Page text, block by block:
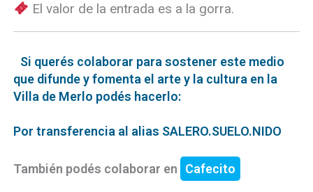
El valor de la entrada es a la gorra.
Si querés colaborar para sostener este medio
que difunde y fomenta el arte y la cultura en la
Villa de Merlo podés hacerlo:
Por transferencia al alias SALERO.SUELO.NIDO
También podés colaborar en Cafecito